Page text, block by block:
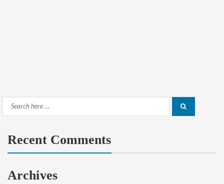
Search
Recent Comments
Archives